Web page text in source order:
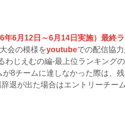
年6月12日～6月14日実施）最終
会の模様をyoutubeでの配信協
じえむの編-最上位ランキング
8チームに達しなかった際は、
退が出た場合はエントリーチー